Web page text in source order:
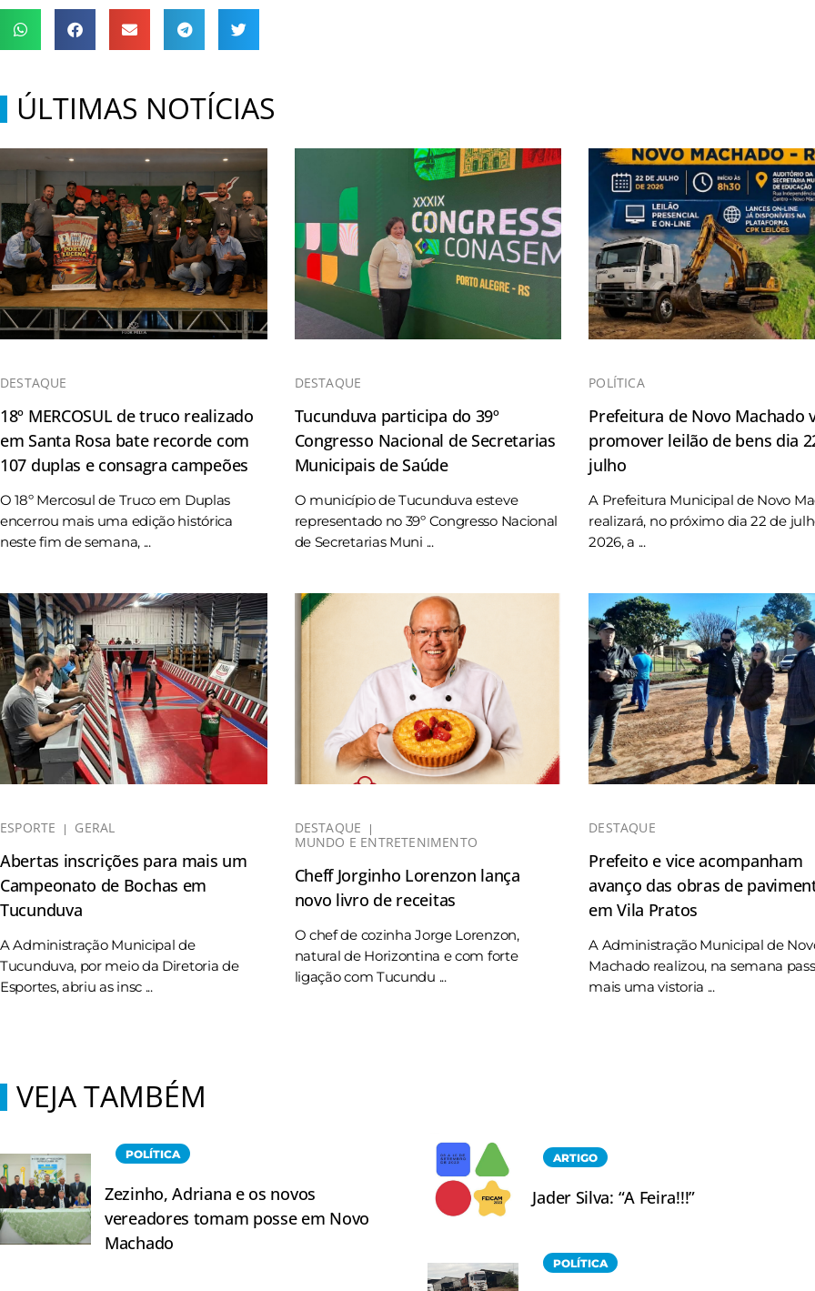
ÚLTIMAS NOTÍCIAS
DESTAQUE
18º MERCOSUL de truco realizado
em Santa Rosa bate recorde com
107 duplas e consagra campeões
O 18º Mercosul de Truco em Duplas
encerrou mais uma edição histórica
neste fim de semana, ...
DESTAQUE
Tucunduva participa do 39º
Congresso Nacional de Secretarias
Municipais de Saúde
O município de Tucunduva esteve
representado no 39º Congresso Nacional
de Secretarias Muni ...
POLÍTICA
Prefeitura de Novo Machado
promover leilão de bens dia
julho
A Prefeitura Municipal de Novo
realizará, no próximo dia 22 de
2026, a ...
ESPORTE GERAL
Abertas inscrições para mais um
Campeonato de Bochas em
Tucunduva
A Administração Municipal de
Tucunduva, por meio da Diretoria de
Esportes, abriu as insc ...
DESTAQUE
MUNDO E ENTRETENIMENTO
Cheff Jorginho Lorenzon lança
novo livro de receitas
O chef de cozinha Jorge Lorenzon,
natural de Horizontina e com forte
ligação com Tucundu ...
DESTAQUE
Prefeito e vice acompanham
avanço das obras de
em Vila Pratos
A Administração Municipal de
Machado realizou, na semana
mais uma vistoria ...
VEJA TAMBÉM
POLÍTICA
Zezinho, Adriana e os novos
vereadores tomam posse em Novo
Machado
ARTIGO
Jader Silva: “A Feira!!!”
POLÍTICA